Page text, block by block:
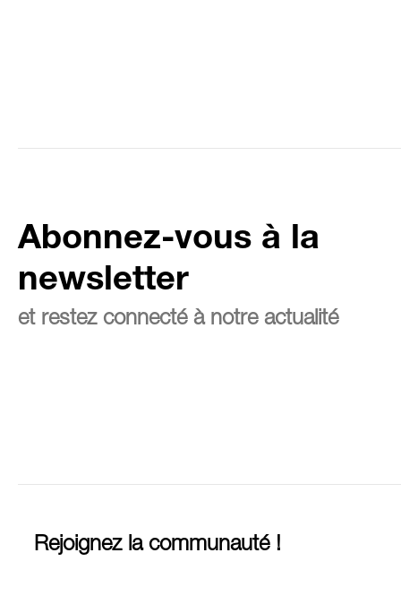
Abonnez-vous à la
newsletter
et restez connecté à notre actualité
Rejoignez la communauté !